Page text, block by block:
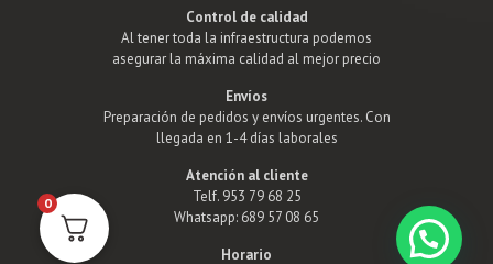
Control de calidad
Al tener toda la infraestructura podemos
asegurar la máxima calidad al mejor precio
Envíos
Preparación de pedidos y envíos urgentes. Con
llegada en 1-4 días laborales
Atención al cliente
Telf. 953 79 68 25
Whatsapp: 689 57 08 65
Horario
0